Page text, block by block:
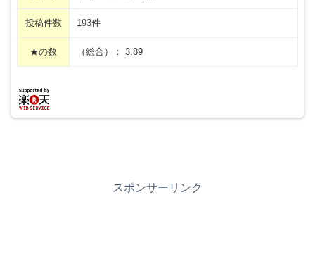
投稿件数 193件
★の数 （総合）： 3.89
スポンサーリンク